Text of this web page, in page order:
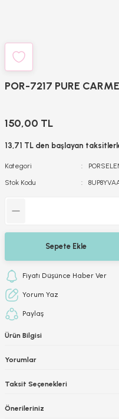
POR-7217 PURE
150,00 TL
13,71 TL den başlayan
Kategori
Stok Kodu
Sepete Ekle
Fiyatı Düşünce Haber Ver
Yorum Yaz
Paylaş
Ürün Bilgisi
Yorumlar
Taksit Seçenekleri
Önerileriniz